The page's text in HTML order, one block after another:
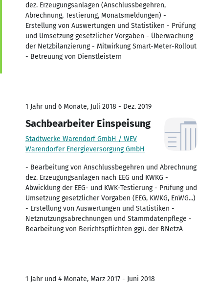
dez. Erzeugungsanlagen (Anschlussbegehren,
Abrechnung, Testierung, Monatsmeldungen) -
Erstellung von Auswertungen und Statistiken - Prüfung
und Umsetzung gesetzlicher Vorgaben - Überwachung
der Netzbilanzierung - Mitwirkung Smart-Meter-Rollout
- Betreuung von Dienstleistern
1 Jahr und 6 Monate, Juli 2018 - Dez. 2019
Sachbearbeiter Einspeisung
Stadtwerke Warendorf GmbH / WEV
Warendorfer Energieversorgung GmbH
- Bearbeitung von Anschlussbegehren und Abrechnung
dez. Erzeugungsanlagen nach EEG und KWKG -
Abwicklung der EEG- und KWK-Testierung - Prüfung und
Umsetzung gesetzlicher Vorgaben (EEG, KWKG, EnWG...)
- Erstellung von Auswertungen und Statistiken -
Netznutzungsabrechnungen und Stammdatenpflege -
Bearbeitung von Berichtspflichten ggü. der BNetzA
1 Jahr und 4 Monate, März 2017 - Juni 2018